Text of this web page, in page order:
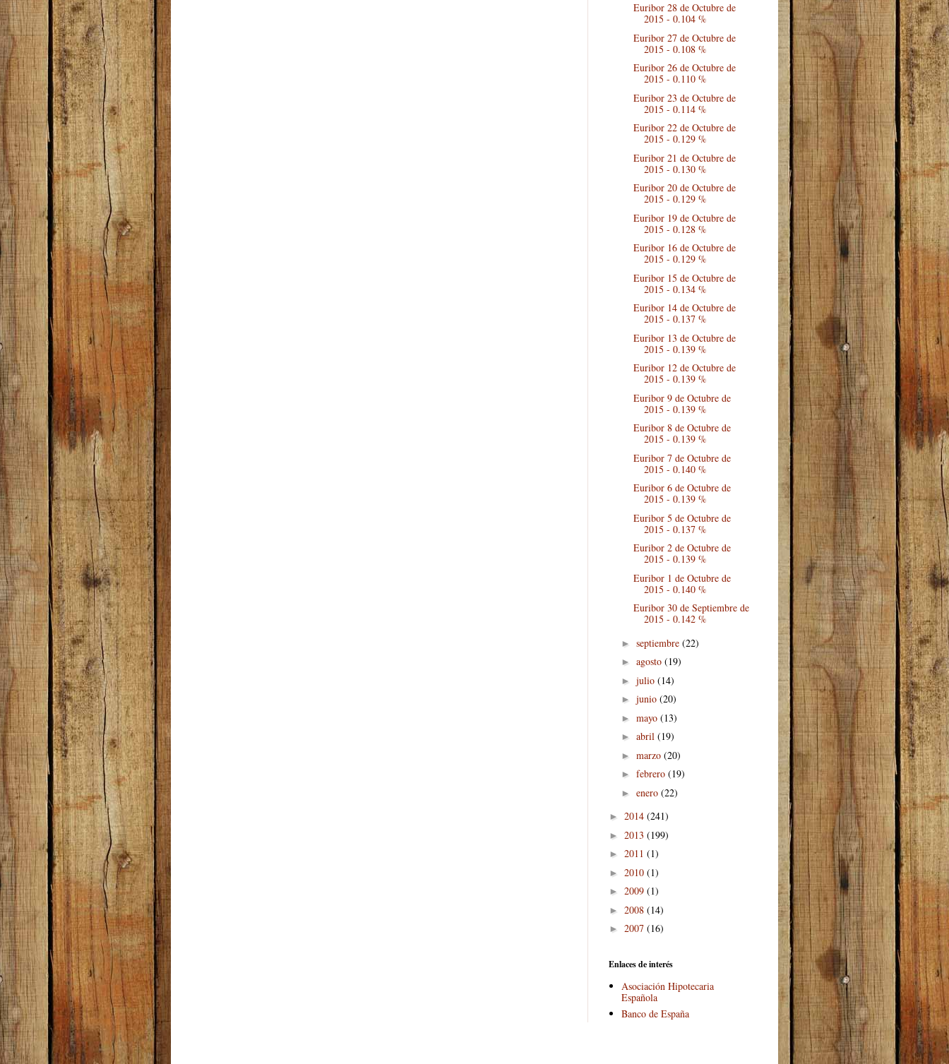
Euribor 28 de Octubre de
2015 - 0.104 %
Euribor 27 de Octubre de
2015 - 0.108 %
Euribor 26 de Octubre de
2015 - 0.110 %
Euribor 23 de Octubre de
2015 - 0.114 %
Euribor 22 de Octubre de
2015 - 0.129 %
Euribor 21 de Octubre de
2015 - 0.130 %
Euribor 20 de Octubre de
2015 - 0.129 %
Euribor 19 de Octubre de
2015 - 0.128 %
Euribor 16 de Octubre de
2015 - 0.129 %
Euribor 15 de Octubre de
2015 - 0.134 %
Euribor 14 de Octubre de
2015 - 0.137 %
Euribor 13 de Octubre de
2015 - 0.139 %
Euribor 12 de Octubre de
2015 - 0.139 %
Euribor 9 de Octubre de
2015 - 0.139 %
Euribor 8 de Octubre de
2015 - 0.139 %
Euribor 7 de Octubre de
2015 - 0.140 %
Euribor 6 de Octubre de
2015 - 0.139 %
Euribor 5 de Octubre de
2015 - 0.137 %
Euribor 2 de Octubre de
2015 - 0.139 %
Euribor 1 de Octubre de
2015 - 0.140 %
Euribor 30 de Septiembre de
2015 - 0.142 %
► septiembre (22)
► agosto (19)
► julio (14)
► junio (20)
► mayo (13)
► abril (19)
► marzo (20)
► febrero (19)
► enero (22)
► 2014 (241)
► 2013 (199)
► 2011 (1)
► 2010 (1)
► 2009 (1)
► 2008 (14)
► 2007 (16)
Enlaces de interés
Asociación Hipotecaria
Española
Banco de España